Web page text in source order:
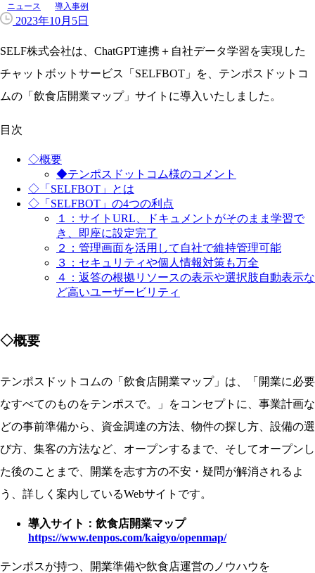
ニュース 導入事例
2023年10月5日
SELF株式会社は、ChatGPT連携＋自社データ学習を実現した
チャットボットサービス「SELFBOT」を、テンポスドットコ
ムの「飲食店開業マップ」サイトに導入いたしました。
目次
◇概要
◆テンポスドットコム様のコメント
◇「SELFBOT」とは
◇「SELFBOT」の4つの利点
１：サイトURL、ドキュメントがそのまま学習で
き、即座に設定完了
２：管理画面を活用して自社で維持管理可能
３：セキュリティや個人情報対策も万全
４：返答の根拠リソースの表示や選択肢自動表示な
ど高いユーザービリティ
◇概要
テンポスドットコムの「飲食店開業マップ」は、「開業に必要
なすべてのものをテンポスで。」をコンセプトに、事業計画な
どの事前準備から、資金調達の方法、物件の探し方、設備の選
び方、集客の方法など、オープンするまで、そしてオープンし
た後のことまで、開業を志す方の不安・疑問が解消されるよ
う、詳しく案内しているWebサイトです。
導入サイト：飲食店開業マップ
https://www.tenpos.com/kaigyo/openmap/
テンポスが持つ、開業準備や飲食店運営のノウハウを